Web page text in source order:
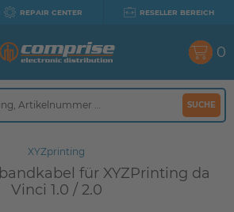
REPAIR CENTER RESELLER BEREICH
SUCHE
0
XYZprinting
für XYZPrinting da
Vinci 1.0 / 2.0